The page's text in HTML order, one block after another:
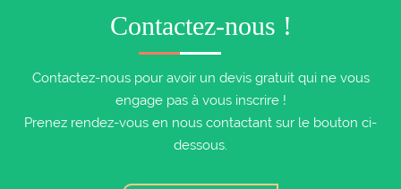
Contactez-nous !
Contactez-nous pour avoir un devis gratuit qui ne vous
engage pas à vous inscrire !
Prenez rendez-vous en nous contactant sur le bouton ci-
dessous.